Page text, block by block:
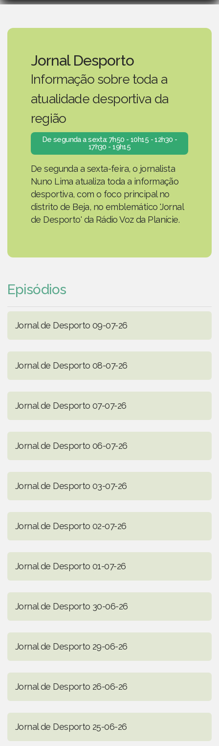
Jornal Desporto
Informação sobre toda a
atualidade desportiva da
região
De segunda a sexta: 7h50 - 10h15 - 12h30 -
17h30 - 19h15
De segunda a sexta-feira, o jornalista
Nuno Lima atualiza toda a informação
desportiva, com o foco principal no
distrito de Beja, no emblemático 'Jornal
de Desporto' da Rádio Voz da Planície.
Episódios
Jornal de Desporto 09-07-26
Jornal de Desporto 08-07-26
Jornal de Desporto 07-07-26
Jornal de Desporto 06-07-26
Jornal de Desporto 03-07-26
Jornal de Desporto 02-07-26
Jornal de Desporto 01-07-26
Jornal de Desporto 30-06-26
Jornal de Desporto 29-06-26
Jornal de Desporto 26-06-26
Jornal de Desporto 25-06-26